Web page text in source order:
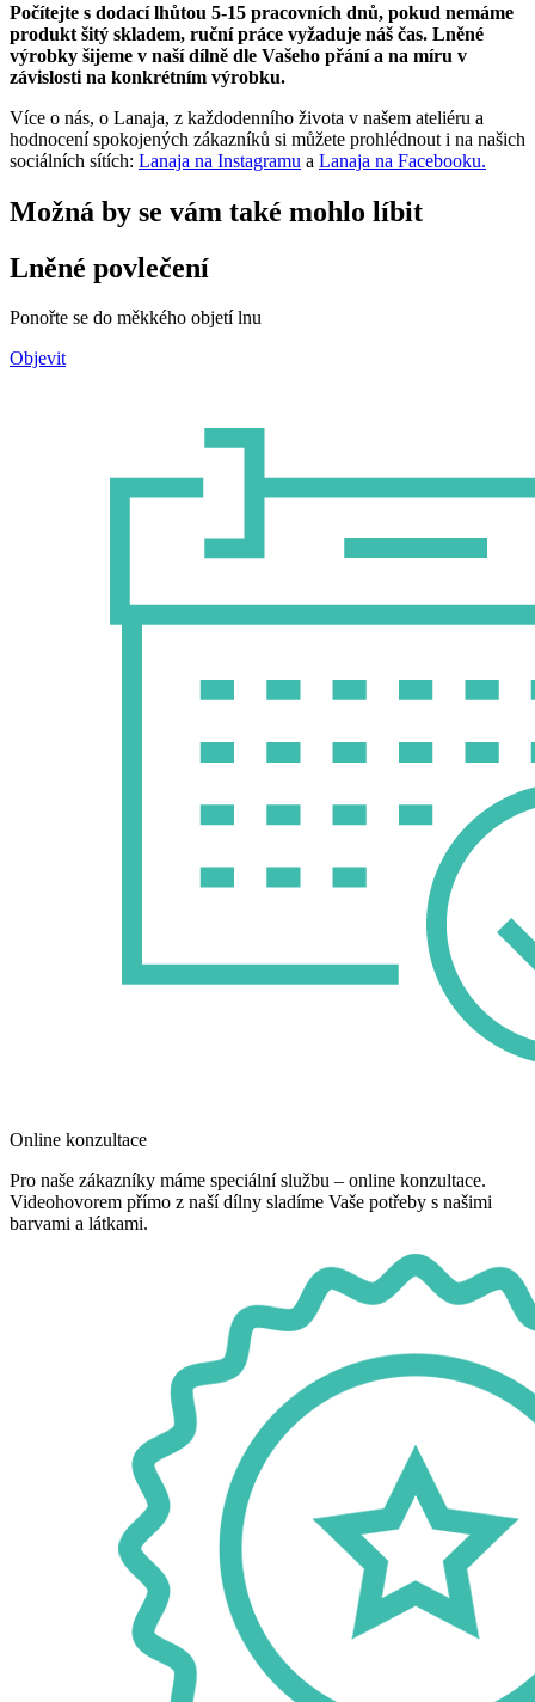
Počítejte s dodací lhůtou 5-15 pracovních dnů, pokud nemáme
produkt šitý skladem, ruční práce vyžaduje náš čas. Lněné
výrobky šijeme v naší dílně dle Vašeho přání a na míru v
závislosti na konkrétním výrobku.
Více o nás, o Lanaja, z každodenního života v našem ateliéru a
hodnocení spokojených zákazníků si můžete prohlédnout i na našich
sociálních sítích: Lanaja na Instagramu a Lanaja na Facebooku.
Možná by se vám také mohlo líbit
Lněné povlečení
Ponořte se do měkkého objetí lnu
Objevit
Online konzultace
Pro naše zákazníky máme speciální službu – online konzultace.
Videohovorem přímo z naší dílny sladíme Vaše potřeby s našimi
barvami a látkami.